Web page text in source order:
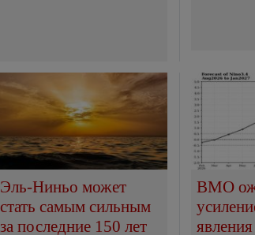
Эль-Ниньо может
стать самым сильным
за последние 150 лет
ВМО